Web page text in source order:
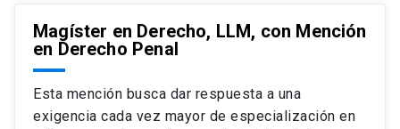
Magíster en Derecho, LLM, con Mención
en Derecho Penal
Esta mención busca dar respuesta a una
exigencia cada vez mayor de especialización en